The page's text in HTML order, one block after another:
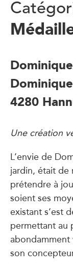
4280
Une création
L’envie de
jardin, était
prétendre à
soient ses
existant s’est
permettant au
son